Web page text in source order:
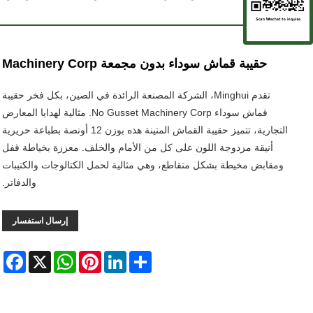
حقيبة قماش سوداء بدون مجمعة Machinery Corp
تقدم Minghui، الشركة المصنعة الرائدة في الصين، بكل فخر حقيبة
قماش سوداء No Gusset Machinery Corp. مثالية لهدايا المعارض
التجارية، تتميز حقيبة القماش المتينة هذه بوزن 12 أونصة بطباعة حريرية
أنيقة مزدوجة اللون على كل من الأمام والخلف. معززة بخياطة قفل
ومقابض مخيطة بشكل متقاطع، وهي مثالية لحمل الكتالوجات والكتيبات
والدفاتر.
إرسال استفسار
X
WhatsAppPinterestLinkedInShare